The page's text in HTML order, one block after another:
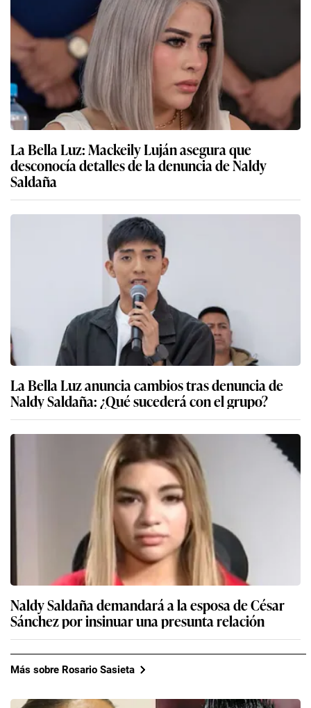
La Bella Luz: Mackeily Luján asegura que
desconocía detalles de la denuncia de Naldy
Saldaña
La Bella Luz anuncia cambios tras denuncia de
Naldy Saldaña: ¿Qué sucederá con el grupo?
Naldy Saldaña demandará a la esposa de César
Sánchez por insinuar una presunta relación
Más sobre Rosario Sasieta